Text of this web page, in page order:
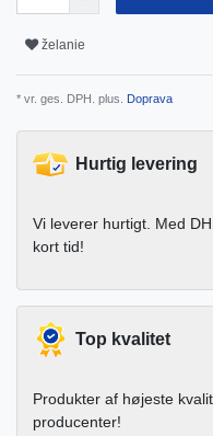
želanie
* vr. ges. DPH. plus. Doprava
Hurtig levering
Vi leverer hurtigt. Med
kort tid!
Top kvalitet
Produkter af højeste
producenter!